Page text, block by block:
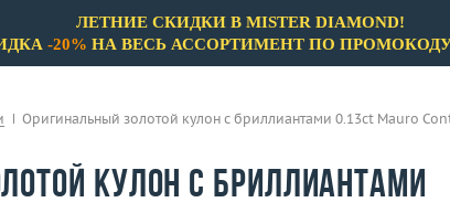
ЛЕТНИЕ СКИДКИ В MISTER DIAMOND!
-20% НА ВЕСЬ АССОРТИМЕНТ ПО
Оригинальный золотой кулон с бриллиантами 0.13ct Mauro
кулон с бриллиантами